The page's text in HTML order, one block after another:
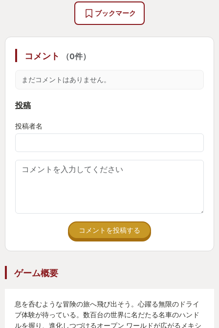
ブックマーク
コメント （0件）
まだコメントはありません。
投稿
投稿者名
コメントを投稿する
ゲーム概要
息を呑むような冒険の旅へ飛び出そう。心躍る無限のドライ
ブ体験が待っている。数百台の世界に名だたる名車のハンド
ルを握り、進化しつづけるオープン ワールドが広がるメキシ